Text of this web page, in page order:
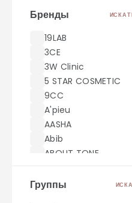
Бренды
19LAB
3CE
3W Clinic
5 STAR COSMETIC
9CC
A'pieu
AASHA
Abib
ABOUT TONE
AEKYUNG
Группы